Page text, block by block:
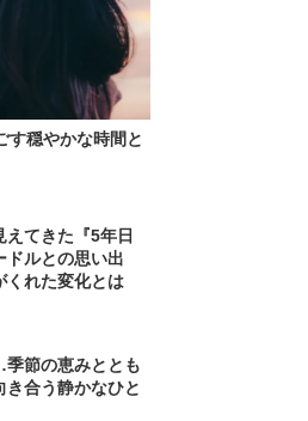
穏やかな時間と
えてきた『5年日
ルとの思い出
くれた変化とは
節の恵みととも
合う静かなひと